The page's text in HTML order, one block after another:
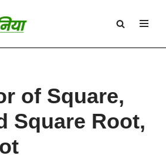
of Square,
Square Root,